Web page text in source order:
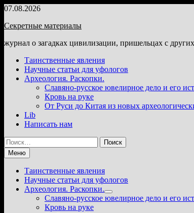
Перейти
содержимому
07.08.2026
Секретные материалы
журнал о загадках цивилизации, пришельцах с
Таинственные явления
Научные статьи для уфологов
Археология. Раскопки.
Славяно-русское ювелирное дело и его
Кровь на руке
От Руси до Китая из новых
Lib
Написать нам
Найти:
Меню
Таинственные явления
Научные статьи для уфологов
Археология. Раскопки.
Показать
подменю
Славяно-русское ювелирное дело и его
Кровь на руке